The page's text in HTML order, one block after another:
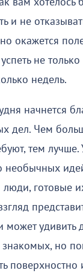
и не
окажется
не
недель.
начнется
дел. Чем
тем лучше.
необычных
люди, готовые
удивить
но
поверхностно